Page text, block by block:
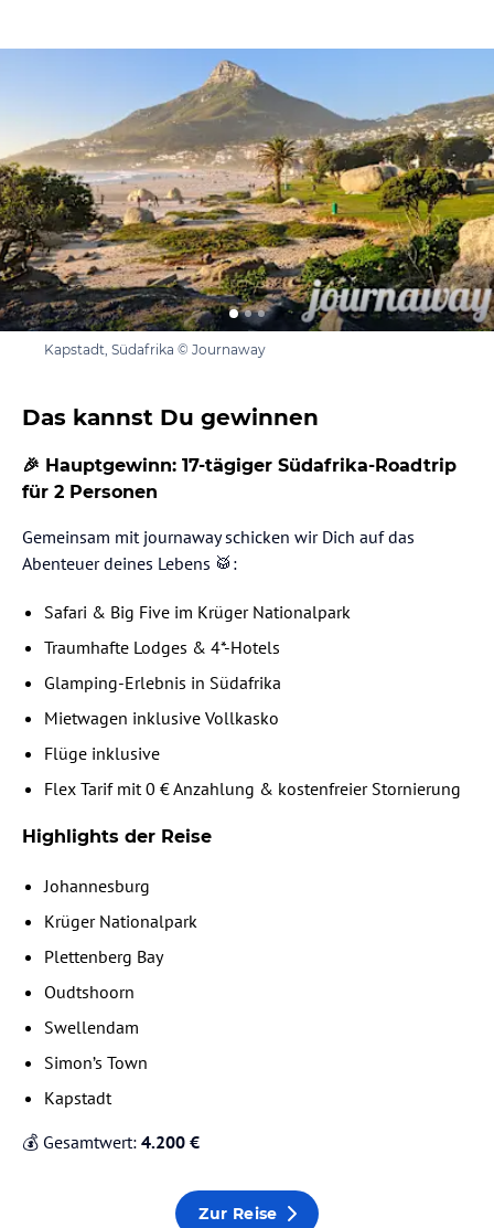
Kapstadt, Südafrika © Journaway
Das kannst Du gewinnen
🎉 Hauptgewinn: 17-tägiger Südafrika-Roadtrip
für 2 Personen
Gemeinsam mit journaway schicken wir Dich auf das
Abenteuer deines Lebens 🥁:
Safari & Big Five im Krüger Nationalpark
Traumhafte Lodges & 4*-Hotels
Glamping-Erlebnis in Südafrika
Mietwagen inklusive Vollkasko
Flüge inklusive
Flex Tarif mit 0 € Anzahlung & kostenfreier Stornierung
Highlights der Reise
Johannesburg
Krüger Nationalpark
Plettenberg Bay
Oudtshoorn
Swellendam
Simon’s Town
Kapstadt
💰 Gesamtwert: 4.200 €
Zur Reise